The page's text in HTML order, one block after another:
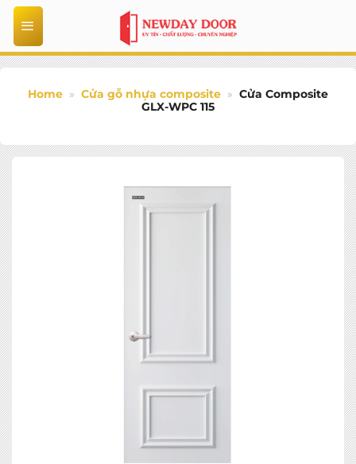
Bỏ
qua
nội
dung
Home » Cửa gỗ nhựa composite » Cửa Composite
GLX-WPC 115